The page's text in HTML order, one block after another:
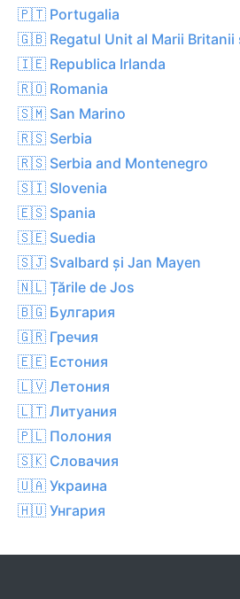
🇵🇹 Portugalia
🇬🇧 Regatul Unit al Marii Britanii
🇮🇪 Republica Irlanda
🇷🇴 Romania
🇸🇲 San Marino
🇷🇸 Serbia
🇷🇸 Serbia and Montenegro
🇸🇮 Slovenia
🇪🇸 Spania
🇸🇪 Suedia
🇸🇯 Svalbard și Jan Mayen
🇳🇱 Țările de Jos
🇧🇬 Булгария
🇬🇷 Гречия
🇪🇪 Естония
🇱🇻 Летония
🇱🇹 Литуания
🇵🇱 Полония
🇸🇰 Словачия
🇺🇦 Украина
🇭🇺 Унгария